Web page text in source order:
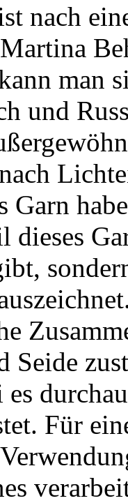
nach
man
und
Garn
dieses
Seide
Für